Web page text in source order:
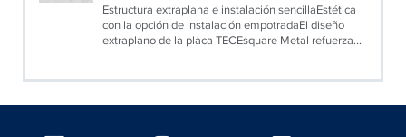
Estructura extraplana e instalación sencillaEstética
con la opción de instalación empotradaEl diseño
extraplano de la placa TECEsquare Metal refuerza...